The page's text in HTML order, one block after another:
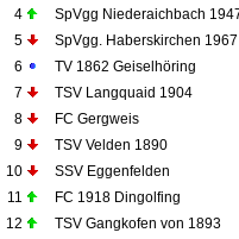
4
SpVgg Niederaichbach
5
SpVgg. Haberskirchen 1967
6
TV 1862 Geiselhöring
7
TSV Langquaid 1904
8
FC Gergweis
9
TSV Velden 1890
10
SSV Eggenfelden
11
FC 1918 Dingolfing
12
TSV Gangkofen von 1893